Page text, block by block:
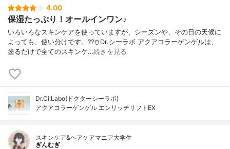
4.00
保湿たっぷり！オールインワン♪
いろいろなスキンケアを使っていますが、シーズンや、その日の天候に
よっても、使い分けです。??☃️Dr.シーラボ アクアコラーゲンゲルは、
塗るだけで全てのスキンケ…続きを見る
Dr.Ci:Labo(ドクターシーラボ)
アクアコラーゲンゲル エンリッチリフトEX
スキンケア&ヘアケアマニア大学生
ぎんむぎ